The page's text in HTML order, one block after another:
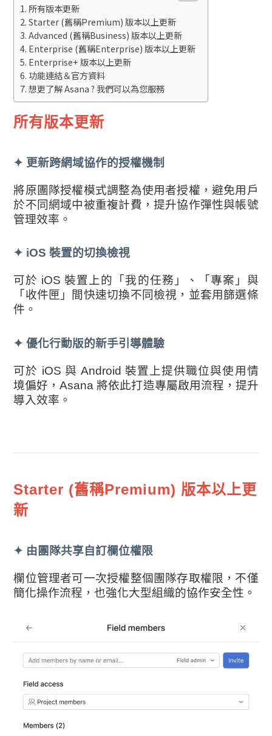
所有版本更新
Starter (舊稱Premium) 版本以上更新
Advanced (舊稱Business) 版本以上更新
Enterprise (舊稱Enterprise) 版本以上更新
Enterprise+ 版本以上更新
功能連結＆官方資料
想更了解 Asana ? 我們可以為您服務
所有版本更新
✦ 更新跨網域協作的授權機制
將原團隊授權模式調整為使用者授權，避免用戶
於不同網域中被重複計費，提升協作彈性與帳號
管理效率。
✦ iOS 裝置的切換檢視
可於 iOS 裝置上的「我的任務」、「專案」與
「收件匣」間快速切換不同檢視，並套用篩選條
件。
✦優化行動版的新手引導體驗
可於 iOS 與 Android 裝置上提供職位與使用情
境偏好，Asana 將依此打造專屬啟用流程，提升
導入效率。
Starter (舊稱Premium) 版本以上更
新
✦ 由團隊共享自訂欄位權限
欄位管理者可一次授權整個團隊存取權限，不僅
簡化操作流程，也強化大型組織的協作安全性。